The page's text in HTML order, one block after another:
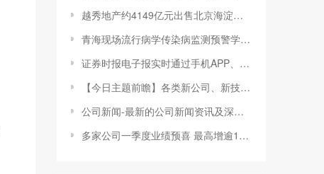
越秀地产约4149亿元出售北京海淀功德寺项目公司65%股权此前已质押给华润置地
青海现场流行病学传染病监测预警学术会议
证券时报电子报实时通过手机APP、网站免费阅读重大财经新闻资讯及上市公司公告
【今日主题前瞻】各类新公司、新技术、新产品层出不穷行业头部厂商持续高歌猛进
公司新闻-最新的公司新闻资讯及深度分析-股票频道-证券之星-聚焦优质投资
多家公司一季度业绩预喜 最高增逾1500%